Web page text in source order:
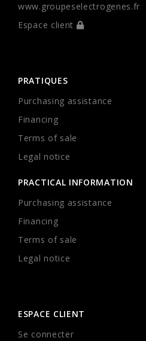
www.groupeselectrogenes.fr
Espace client
PRATIQUES
Purchasing assistance
Financing
Terms of sale
Legal notice
PRACTICAL INFORMATION
Purchasing assistance
Financing
Terms of sale
Legal notice
ESPACE CLIENT
Se connecter